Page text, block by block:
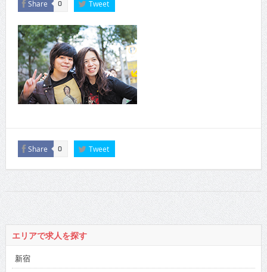
Share 0 Tweet
Share 0 Tweet
エリアで求人を探す
新宿